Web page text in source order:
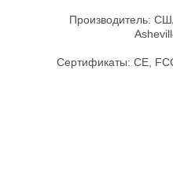
Производитель:
Сертификаты: CE,